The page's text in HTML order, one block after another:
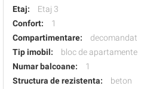
Etaj:
Etaj 3
Confort:
1
Compartimentare:
decomandat
Tip imobil:
bloc de apartamente
Numar balcoane:
1
Structura de rezistenta:
beton